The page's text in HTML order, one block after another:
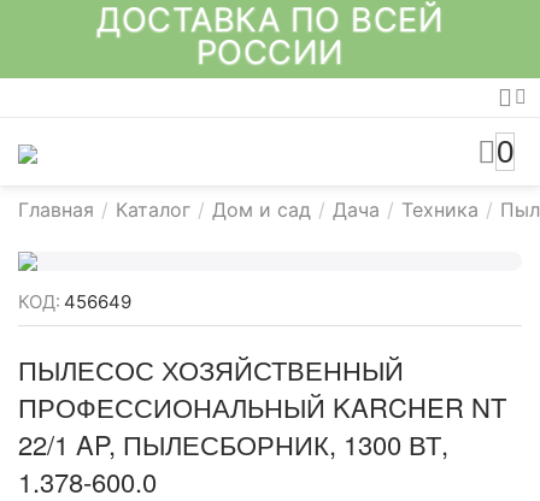
ДОСТАВКА ПО ВСЕЙ
РОССИИ
0
Главная / Каталог / Дом и сад / Дача / Техника /
КОД: 456649
ПЫЛЕСОС ХОЗЯЙСТВЕННЫЙ
ПРОФЕССИОНАЛЬНЫЙ KARCHER NT
22/1 AP, ПЫЛЕСБОРНИК, 1300 ВТ,
1.378-600.0